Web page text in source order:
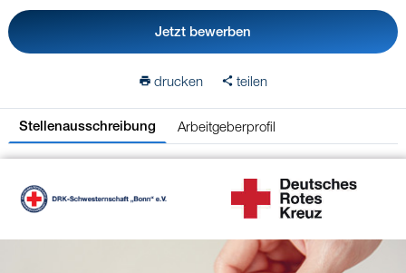
Jetzt bewerben
drucken teilen
Stellenausschreibung Arbeitgeberprofil